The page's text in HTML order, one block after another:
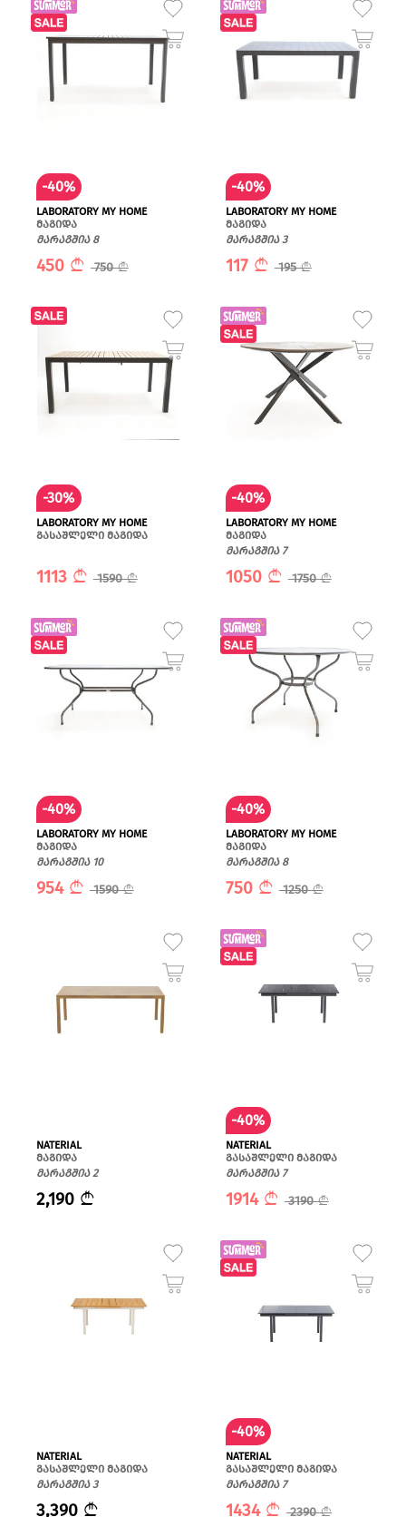
-40%
LABORATORY MY HOME
მაგიდა
მარაგშია 8
450 750
-40%
LABORATORY MY HOME
მაგიდა
მარაგშია 3
117 195
-30%
LABORATORY MY HOME
გასაშლელი მაგიდა
1113 1590
-40%
LABORATORY MY HOME
მაგიდა
მარაგშია 7
1050 1750
-40%
LABORATORY MY HOME
მაგიდა
მარაგშია 10
954 1590
-40%
LABORATORY MY HOME
მაგიდა
მარაგშია 8
750 1250
NATERIAL
მაგიდა
მარაგშია 2
2,190
-40%
NATERIAL
გასაშლელი მაგიდა
მარაგშია 7
1914 3190
NATERIAL
გასაშლელი მაგიდა
მარაგშია 3
3,390
-40%
NATERIAL
გასაშლელი მაგიდა
მარაგშია 7
1434 2390